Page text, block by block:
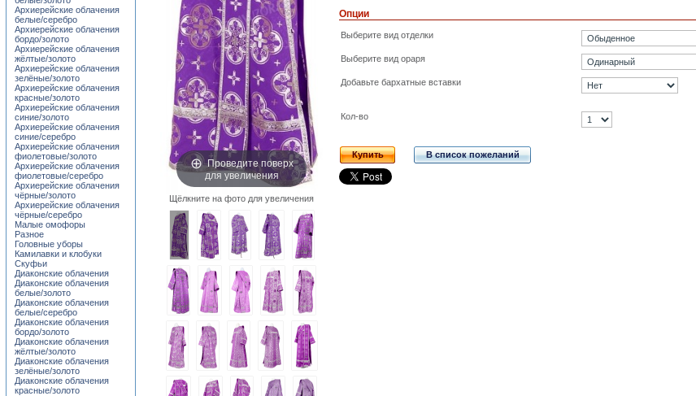
Проведите поверх
для увеличения
Щёлкните на фото для увеличения
Опции
Выберите вид отделки
Выберите вид ораря
Добавьте бархатные вставки
Кол-во
Купить В список пожеланий
Архиерейские облачения
белые/серебро
Архиерейские облачения
бордо/золото
Архиерейские облачения
жёлтые/золото
Архиерейские облачения
зелёные/золото
Архиерейские облачения
красные/золото
Архиерейские облачения
синие/золото
Архиерейские облачения
синие/серебро
Архиерейские облачения
фиолетовые/золото
Архиерейские облачения
фиолетовые/серебро
Архиерейские облачения
чёрные/золото
Архиерейские облачения
чёрные/серебро
Малые омофоры
Разное
Головные уборы
Камилавки и клобуки
Скуфьи
Диаконские облачения
Диаконские облачения
белые/золото
Диаконские облачения
белые/серебро
Диаконские облачения
бордо/золото
Диаконские облачения
жёлтые/золото
Диаконские облачения
зелёные/золото
Диаконские облачения
красные/золото